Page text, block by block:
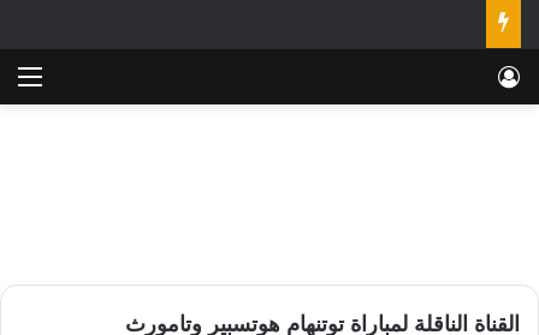
القناة الناقلة لمباراة توتنهام هوتسبير وتامورث